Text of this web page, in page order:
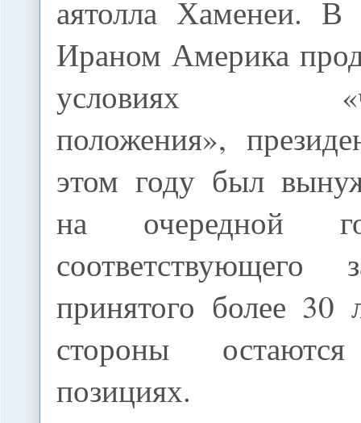
аятолла Хаменеи. В
Ираном Америка
условиях
положения»,
этом году был
на очередной
принятого более 30
стороны
позициях.